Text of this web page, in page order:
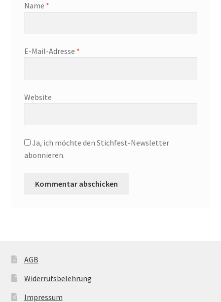
Name *
E-Mail-Adresse *
Website
Ja, ich möchte den Stichfest-Newsletter
abonnieren.
AGB
Widerrufsbelehrung
Impressum